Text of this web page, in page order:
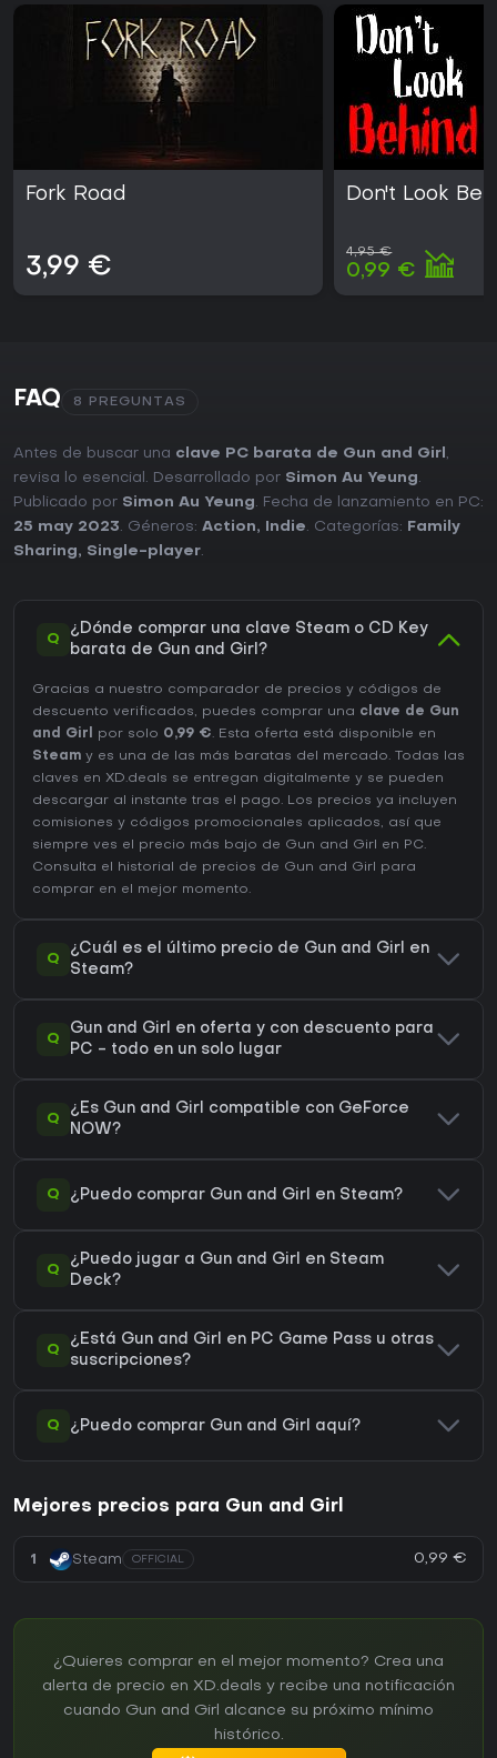
Fork Road
3,99 €
Don't Look
4,95 €
0,99 €
FAQ 8 PREGUNTAS
Antes de buscar una clave PC barata de Gun and Girl ,
revisa lo esencial. Desarrollado por Simon Au Yeung.
Publicado por Simon Au Yeung. Fecha de lanzamiento en PC:
25 may 2023. Géneros: Action, Indie. Categorías:
Family
Sharing, Single-player.
Q
¿Dónde comprar una clave Steam o CD Key
barata de Gun and Girl?
Gracias a nuestro comparador de precios y códigos de
descuento verificados, puedes comprar una clave de Gun
and Girl
por solo 0,99 €. Esta oferta está disponible en
Steam y es una de las más baratas del mercado. Todas las
claves en XD.deals se entregan digitalmente y se pueden
descargar al instante tras el pago. Los precios ya incluyen
comisiones y códigos promocionales aplicados, así que
siempre ves el precio más bajo de Gun and Girl en PC.
Consulta el
historial de precios de Gun and Girl
para
comprar en el mejor momento.
Q
¿Cuál es el último precio de Gun and Girl en
Steam?
Q
Gun and Girl en oferta y con descuento para
PC - todo en un solo lugar
Q
¿Es Gun and Girl compatible con GeForce
NOW?
Q ¿Puedo comprar Gun and Girl en Steam?
Q
¿Puedo jugar a Gun and Girl en Steam
Deck?
Q
¿Está Gun and Girl en PC Game Pass u otras
suscripciones?
Q ¿Puedo comprar Gun and Girl aquí?
Mejores precios para Gun and Girl
1 Steam OFFICIAL 0,99 €
¿Quieres comprar en el mejor momento? Crea una
alerta de precio en XD.deals y recibe una notificación
cuando Gun and Girl alcance su próximo mínimo
histórico.